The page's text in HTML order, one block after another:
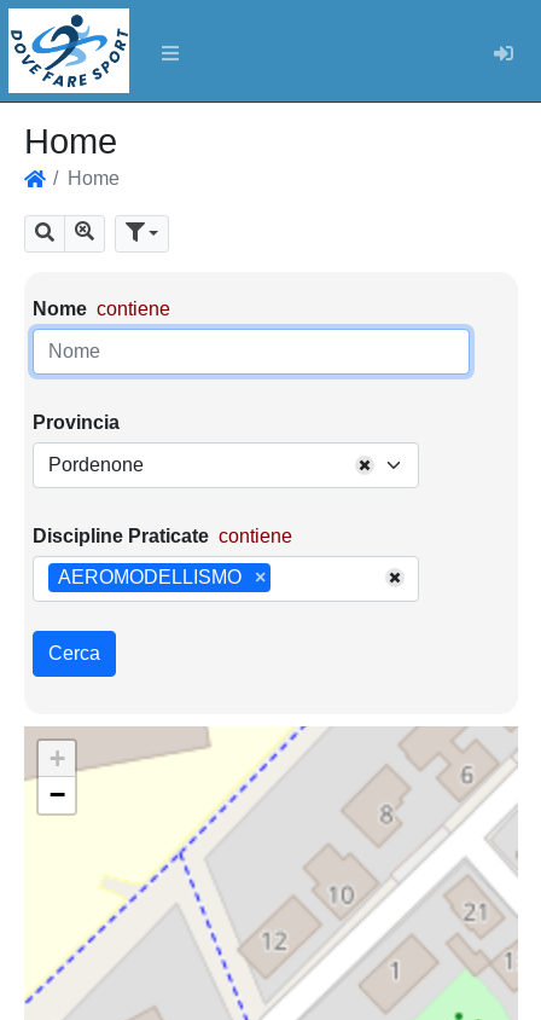
Home
Home
Cerca Mostra tutti i risultati
Parametri di ricerca
Nome contiene
Provincia
Pordenone
Discipline Praticate contiene
×
AEROMODELLISMO
Cerca
+
−